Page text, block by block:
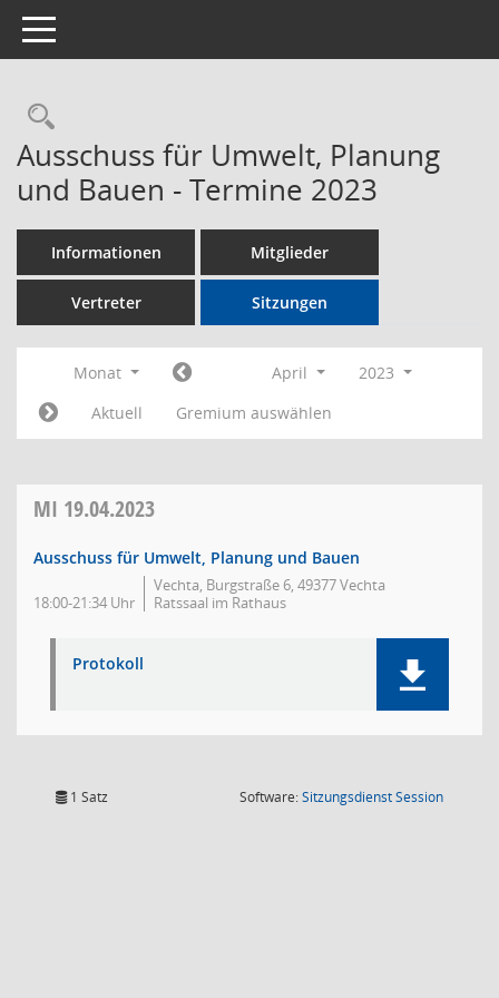
Toggle navigation
Rechercheauswahl
Ausschuss für Umwelt, Planung
und Bauen - Termine 2023
Informationen Mitglieder
Vertreter Sitzungen
Monat April
2023
Aktuell
Gremium auswählen
MI 19.04.2023
Ausschuss für Umwelt, Planung und Bauen
18:00-21:34 Uhr
Vechta, Burgstraße 6, 49377 Vechta
Ratssaal im Rathaus
Protokoll
1 Satz Software:SitzungsdienstSession(Wird in